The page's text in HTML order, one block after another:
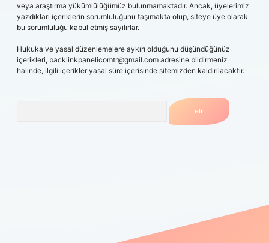
veya araştırma yükümlülüğümüz bulunmamaktadır. Ancak, üyelerimiz
yazdıkları içeriklerin sorumluluğunu taşımakta olup, siteye üye olarak
bu sorumluluğu kabul etmiş sayılırlar.
Hukuka ve yasal düzenlemelere aykırı olduğunu düşündüğünüz
içerikleri, backlinkpanelicomtr@gmail.com adresine bildirmeniz
halinde, ilgili içerikler yasal süre içerisinde sitemizden kaldırılacaktır.
betexper güncel giriş